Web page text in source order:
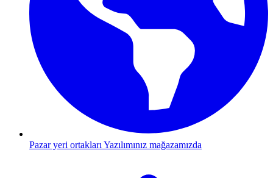
Pazar yeri ortakları Yazılımınız mağazamızda